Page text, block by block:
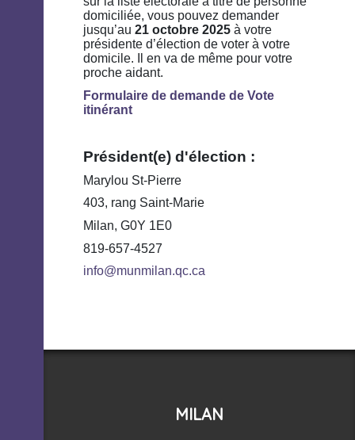
domiciliée, vous pouvez demander
jusqu’au 21 octobre 2025 à votre
présidente d’élection de voter à votre
domicile. Il en va de même pour votre
proche aidant.
Formulaire de demande de Vote
itinérant
Président(e) d'élection :
Marylou St-Pierre
403, rang Saint-Marie
Milan, G0Y 1E0
819-657-4527
info@munmilan.qc.ca
MILAN